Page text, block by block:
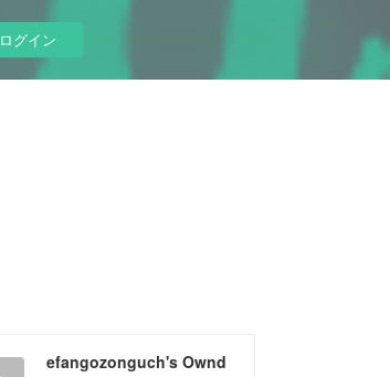
ログイン
efangozonguch's Ownd